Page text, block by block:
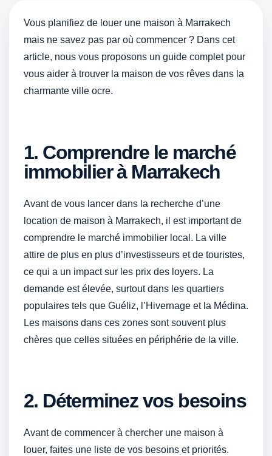
Vous planifiez de louer une maison à Marrakech
mais ne savez pas par où commencer ? Dans cet
article, nous vous proposons un guide complet pour
vous aider à trouver la maison de vos rêves dans la
charmante ville ocre.
1. Comprendre le marché
immobilier à Marrakech
Avant de vous lancer dans la recherche d’une
location de maison à Marrakech, il est important de
comprendre le marché immobilier local. La ville
attire de plus en plus d’investisseurs et de touristes,
ce qui a un impact sur les prix des loyers. La
demande est élevée, surtout dans les quartiers
populaires tels que Guéliz, l’Hivernage et la Médina.
Les maisons dans ces zones sont souvent plus
chères que celles situées en périphérie de la ville.
2. Déterminez vos besoins
Avant de commencer à chercher une maison à
louer, faites une liste de vos besoins et priorités.